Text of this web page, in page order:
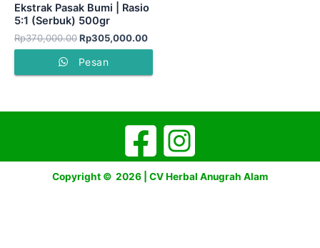
Ekstrak Pasak Bumi | Rasio
5:1 (Serbuk) 500gr
Rp370,000.00Rp305,000.00
Pesan
Copyright © 2026 | CV Herbal Anugrah Alam